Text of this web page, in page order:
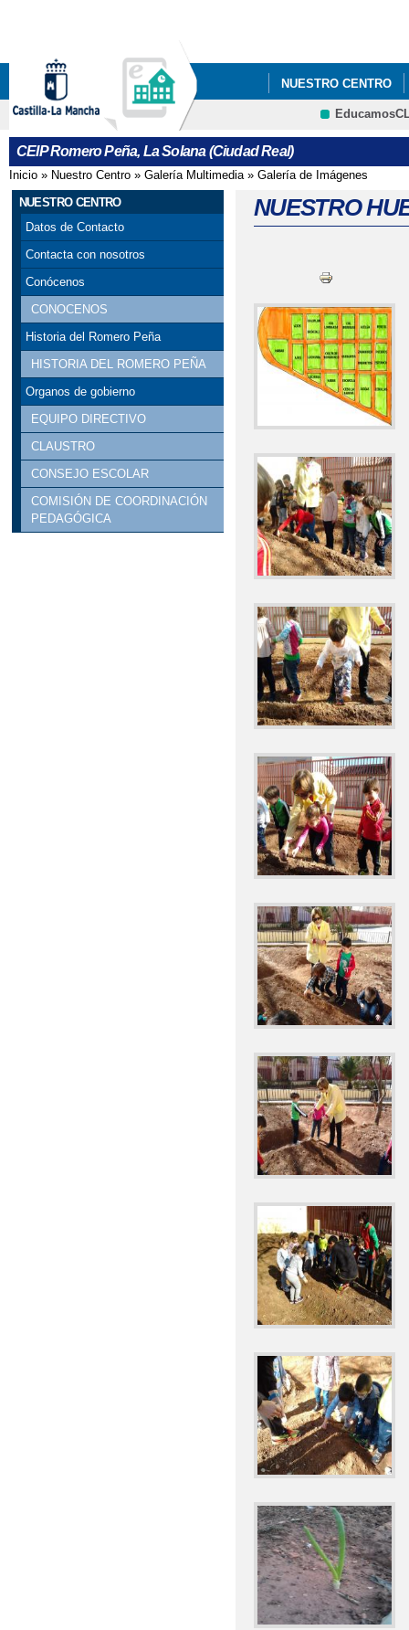
NUESTRO CENTRO
PROYECTOS Y
NCOF
CEIP Romero Peña, La Solana (Ciudad Real)
Se encuentra usted aquí
Inicio » Nuestro Centro » Galería Multimedia» Galería de Imágenes
NUESTRO CENTRO
Datos de Contacto
Contacta con nosotros
Conócenos
CONOCENOS
Historia del Romero Peña
HISTORIA DEL ROMERO PEÑA
Organos de gobierno
EQUIPO DIRECTIVO
CLAUSTRO
CONSEJO ESCOLAR
COMISIÓN DE COORDINACIÓN
PEDAGÓGICA
NUESTRO